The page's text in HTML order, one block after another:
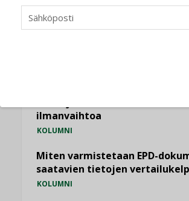
Puheista tekoihin – uusin
käyttöön kiinteistöissä
ilmanvaihtoa
KOLUMNI
Miten varmistetaan EPD-
saatavien tietojen
KOLUMNI